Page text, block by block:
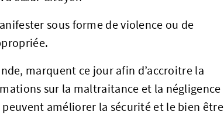
sous forme de violence ou de
marquent ce jour afin d’accroitre la
sur la maltraitance et la négligence
améliorer la sécurité et le bien être